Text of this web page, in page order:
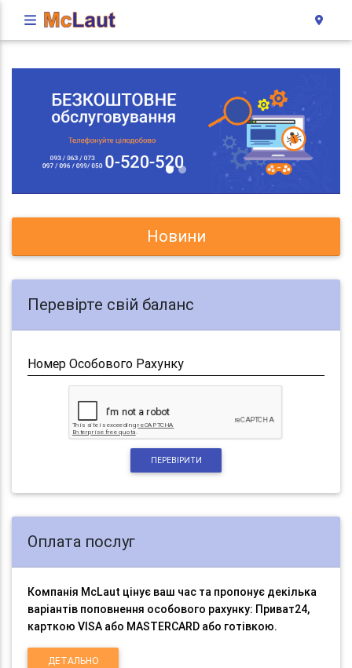
Новини
Перевірте свій баланс
Номер Особового Рахунку
ПЕРЕВІРИТИ
Оплата послуг
Компанія McLaut цінує ваш час та пропонує декілька
варіантів поповнення особового рахунку: Приват24,
карткою VISA або MASTERCARD або готівкою.
ДЕТАЛЬНО